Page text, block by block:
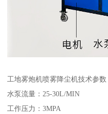
工地雾炮机喷雾降尘机技术参数
水泵流量：25-30L/MIN
工作压力：3MPA